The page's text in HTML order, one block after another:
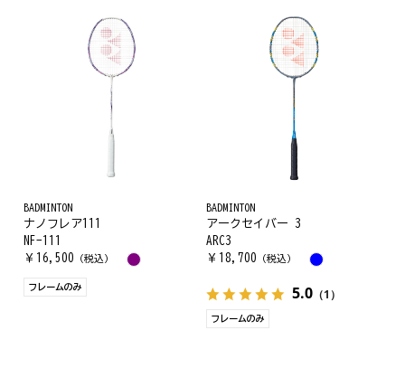
BADMINTON
ナノフレア111
NF-111
￥ 16,500 （税込）
フレームのみ
BADMINTON
アークセイバー 3
ARC3
￥ 18,700 （税込）
5.0（1）
フレームのみ